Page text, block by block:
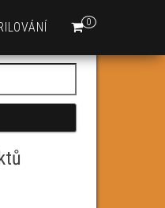
0